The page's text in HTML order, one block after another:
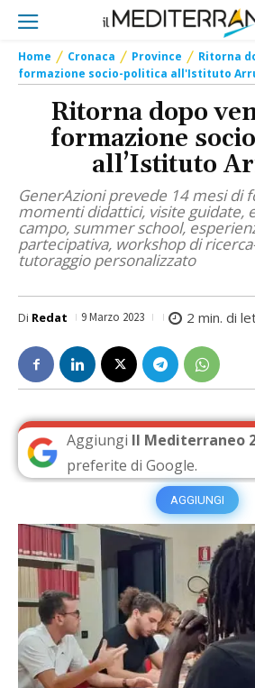
Home Cronaca Province
Ritorna
formazione socio-politica all'Istituto
Ritorna dopo
formazione
all’Istituto
GenerAzioni prevede 14 mesi di
momenti didattici, visite guidate,
campo, summer school,
partecipativa, workshop di
tutoraggio personalizzato
Di Redat 9 Marzo 2023 2 min. di
Aggiungi Il Mediterraneo
preferite di Google.
AGGIUNGI